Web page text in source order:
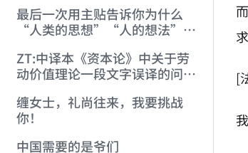
最后一次用主贴告诉你为什么
“人类的思想”“人的想法”是
ZT:中译本《资本论》中关于劳
动价值理论一段文字误译的问题
缠女士，礼尚往来，我要挑战
你！
中国需要的是爷们
[